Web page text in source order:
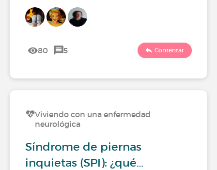
80 5 Comentar
Viviendo con una enfermedad
neurológica
Síndrome de piernas
inquietas (SPI): ¿qué…